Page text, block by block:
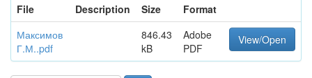
File
Description Size
Format
Максимов
Г.М..pdf
846.43
kB
Adobe
PDF
View/Open